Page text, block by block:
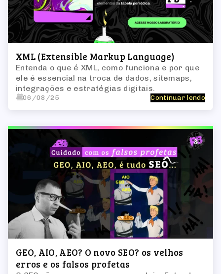
XML (Extensible Markup Language)
Entenda o que é XML, como funciona e por que
ele é essencial na troca de dados, sitemaps,
integrações e estratégias digitais.
06/08/25 Continuar lendo
GEO, AIO, AEO? O novo SEO? os velhos
erros e os falsos profetas